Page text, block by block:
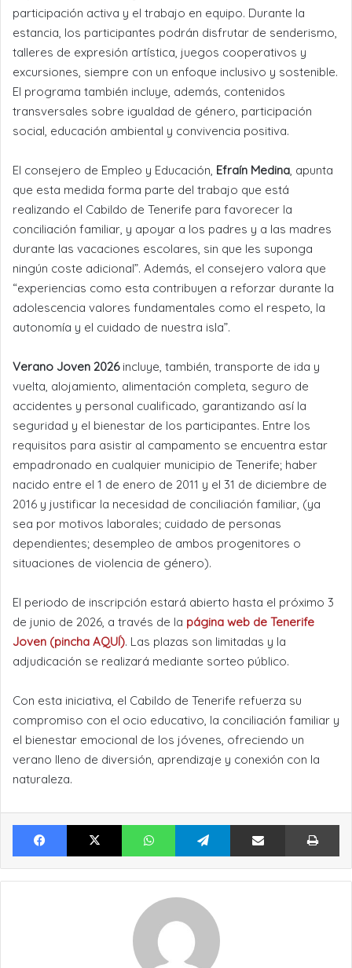
participación activa y el trabajo en equipo. Durante la
estancia, los participantes podrán disfrutar de senderismo,
talleres de expresión artística, juegos cooperativos y
excursiones, siempre con un enfoque inclusivo y sostenible.
El programa también incluye, además, contenidos
transversales sobre igualdad de género, participación
social, educación ambiental y convivencia positiva.
El consejero de Empleo y Educación, Efraín Medina, apunta
que esta medida forma parte del trabajo que está
realizando el Cabildo de Tenerife para favorecer la
conciliación familiar, y apoyar a los padres y a las madres
durante las vacaciones escolares, sin que les suponga
ningún coste adicional”. Además, el consejero valora que
“experiencias como esta contribuyen a reforzar durante la
adolescencia valores fundamentales como el respeto, la
autonomía y el cuidado de nuestra isla”.
Verano Joven 2026incluye, también, transporte de ida y
vuelta, alojamiento, alimentación completa, seguro de
accidentes y personal cualificado, garantizando así la
seguridad y el bienestar de los participantes. Entre los
requisitos para asistir al campamento se encuentra estar
empadronado en cualquier municipio de Tenerife; haber
nacido entre el 1 de enero de 2011 y el 31 de diciembre de
2016 y justificar la necesidad de conciliación familiar, (ya
sea por motivos laborales; cuidado de personas
dependientes; desempleo de ambos progenitores o
situaciones de violencia de género).
El periodo de inscripción estará abierto hasta el próximo 3
de junio de 2026, a través de la página web de Tenerife
Joven (pincha AQUÍ). Las plazas son limitadas y la
adjudicación se realizará mediante sorteo público.
Con esta iniciativa, el Cabildo de Tenerife refuerza su
compromiso con el ocio educativo, la conciliación familiar y
el bienestar emocional de los jóvenes, ofreciendo un
verano lleno de diversión, aprendizaje y conexión con la
naturaleza.
Facebook X WhatsApp Telegram Compartir por Email